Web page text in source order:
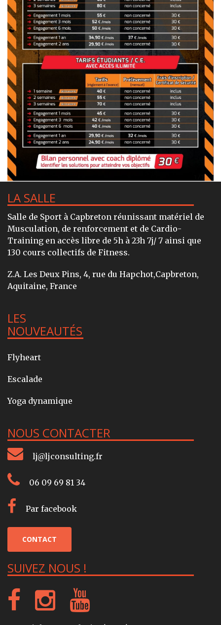
LA SALLE
Salle de Sport à Capbreton réunissant matériel de
Musculation, de renforcement et de Cardio-
Training en accès libre de 5h à 23h 7j/ 7 ainsi que
130 cours collectifs de Fitness.
Z.A. Les Deux Pins, 4, rue du Hapchot,Capbreton,
Aquitaine, France
LES
NOUVEAUTÉS
Flyheart
Escalade
Yoga dynamique
NOUS CONTACTER
lj@ljconsulting.fr
06 09 69 81 34
Par facebook
CONTACT
SUIVEZ NOUS !